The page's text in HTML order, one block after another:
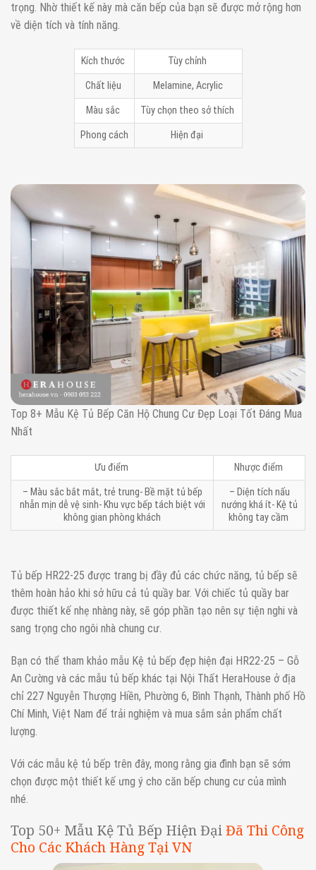
trọng. Nhờ thiết kế này mà căn bếp của bạn sẽ được mở rộng hơn
về diện tích và tính năng.
Kích thước Tùy chỉnh
Chất liệu Melamine, Acrylic
Màu sắc Tùy chọn theo sở thích
Phong cách Hiện đại
Top 8+ Mẫu Kệ Tủ Bếp Căn Hộ Chung Cư Đẹp Loại Tốt Đáng Mua
Nhất
Ưu điểm Nhược điểm
– Màu sắc bắt mắt, trẻ trung- Bề mặt tủ bếp
nhẵn mịn dễ vệ sinh- Khu vực bếp tách biệt với
không gian phòng khách
– Diện tích nấu
nướng khá ít- Kệ tủ
không tay cầm
Tủ bếp HR22-25 được trang bị đầy đủ các chức năng, tủ bếp sẽ
thêm hoàn hảo khi sở hữu cả tủ quầy bar. Với chiếc tủ quầy bar
được thiết kế nhẹ nhàng này, sẽ góp phần tạo nên sự tiện nghi và
sang trọng cho ngôi nhà chung cư.
Bạn có thể tham khảo mẫu Kệ tủ bếp đẹp hiện đại HR22-25 – Gỗ
An Cường và các mẫu tủ bếp khác tại Nội Thất HeraHouse ở địa
chỉ 227 Nguyễn Thượng Hiền, Phường 6, Bình Thạnh, Thành phố Hồ
Chí Minh, Việt Nam để trải nghiệm và mua sắm sản phẩm chất
lượng.
Với các mẫu kệ tủ bếp trên đây, mong rằng gia đình bạn sẽ sớm
chọn được một thiết kế ưng ý cho căn bếp chung cư của mình
nhé.
Top 50+ Mẫu Kệ Tủ Bếp Hiện ĐạiĐã Thi Công
Cho Các Khách Hàng Tại VN